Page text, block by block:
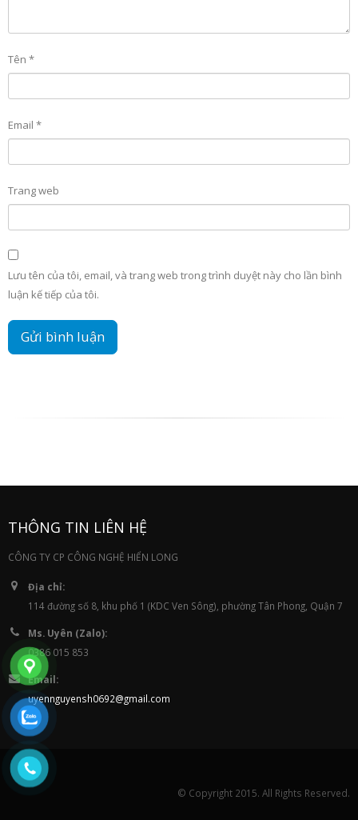
Tên *
Email *
Trang web
Lưu tên của tôi, email, và trang web trong trình duyệt này cho lần bình
luận kế tiếp của tôi.
THÔNG TIN LIÊN HỆ
CÔNG TY CP CÔNG NGHỆ HIỂN LONG
Địa chỉ:
114 đường số 8, khu phố 1 (KDC Ven Sông), phường Tân Phong, Quận 7
Ms. Uyên (Zalo):
0386 015 853
Email:
uyennguyensh0692@gmail.com
© Copyright 2015. All Rights Reserved.